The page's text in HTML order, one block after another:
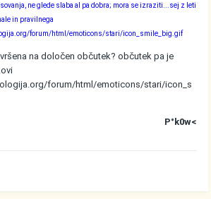
ne glede slaba al pa dobra; mora se izraziti...sej z leti
in pravilnega
forum/html/emoticons/stari/icon_smile_big.gif
na določen občutek? občutek pa je
forum/html/emoticons/stari/icon_s
P°k0w<